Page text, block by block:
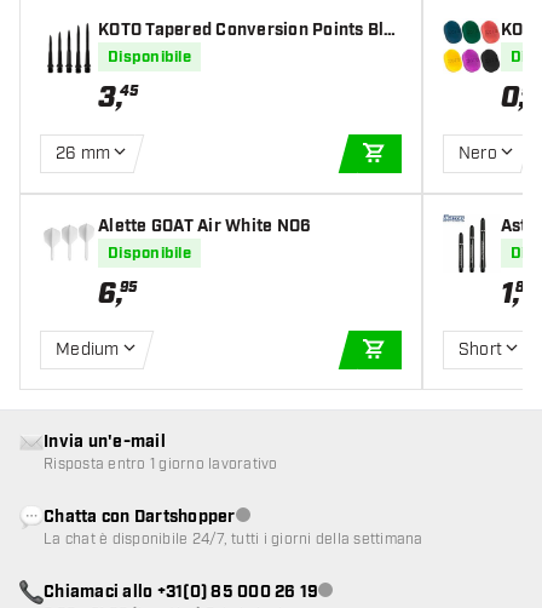
KOTO Tapered Conversion Points Bla
ck
Disponibile
3,45
26 mm
AGGIUNGI AL
Alette GOAT Air White NO6
Disponibile
6,95
Medium
AGGIUNGI AL
0,95
Nero
1,80
Short
Invia un'e-mail
Risposta entro 1 giorno lavorativo
Chatta con DartshopperServizio clienti non disponibile
La chat è disponibile 24/7, tutti i giorni della settimana
Chiamaci allo +31(0) 85 000 26 19Servizio clienti non disponibile